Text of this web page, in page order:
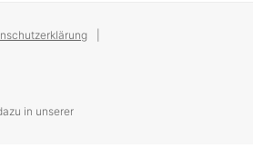
in unserer